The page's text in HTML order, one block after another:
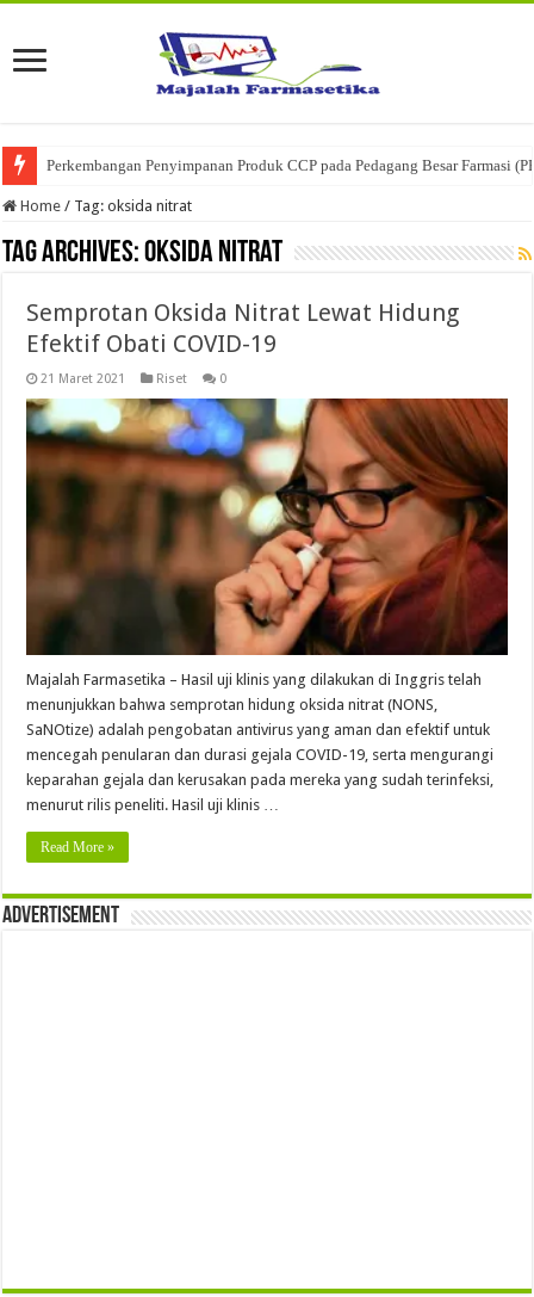
Perkembangan Penyimpanan Produk CCP pada Pedagang Besar Farmasi
Home / Tag:oksida nitrat
Tag Archives:oksida nitrat
Semprotan Oksida Nitrat Lewat Hidung
Efektif Obati COVID-19
21 Maret 2021 Riset 0
Majalah Farmasetika – Hasil uji klinis yang dilakukan di Inggris telah
menunjukkan bahwa semprotan hidung oksida nitrat (NONS,
SaNOtize) adalah pengobatan antivirus yang aman dan efektif untuk
mencegah penularan dan durasi gejala COVID-19, serta mengurangi
keparahan gejala dan kerusakan pada mereka yang sudah terinfeksi,
menurut rilis peneliti. Hasil uji klinis …
Read More »
Advertisement